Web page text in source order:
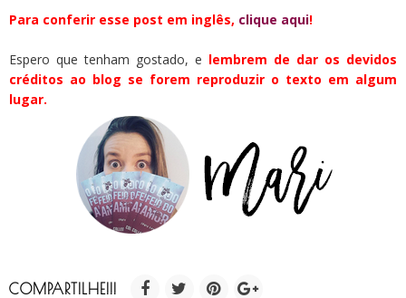
Para conferir esse post em inglês, clique aqui!
Espero que tenham gostado, e lembrem de dar os devidos
créditos ao blog se forem reproduzir o texto em algum
lugar.
COMPARTILHE!!!